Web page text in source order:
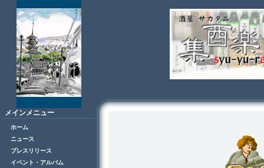
メインメニュー
ホーム
ニュース
プレスリリース
イベント・アルバム